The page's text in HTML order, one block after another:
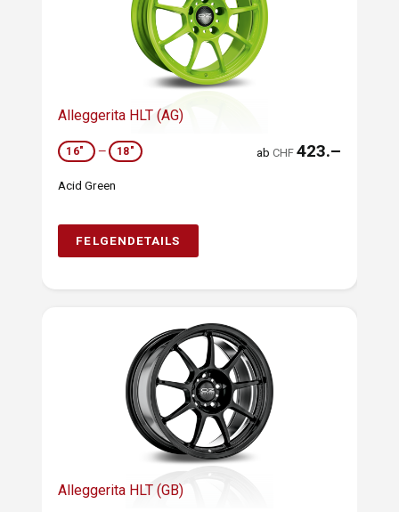
Alleggerita HLT (AG)
16" — 18" abCHF 423.–
Acid Green
FELGENDETAILS
Alleggerita HLT (GB)